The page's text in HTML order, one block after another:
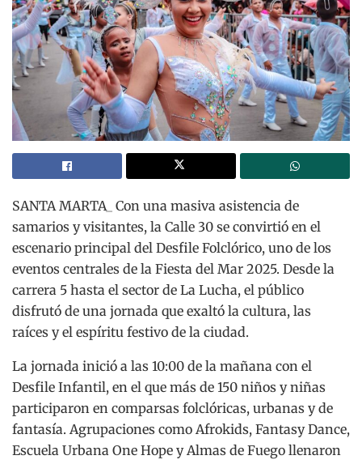
SANTA MARTA_ Con una masiva asistencia de
samarios y visitantes, la Calle 30 se convirtió en el
escenario principal del Desfile Folclórico, uno de los
eventos centrales de la Fiesta del Mar 2025. Desde la
carrera 5 hasta el sector de La Lucha, el público
disfrutó de una jornada que exaltó la cultura, las
raíces y el espíritu festivo de la ciudad.
La jornada inició a las 10:00 de la mañana con el
Desfile Infantil, en el que más de 150 niños y niñas
participaron en comparsas folclóricas, urbanas y de
fantasía. Agrupaciones como Afrokids, Fantasy Dance,
Escuela Urbana One Hope y Almas de Fuego llenaron